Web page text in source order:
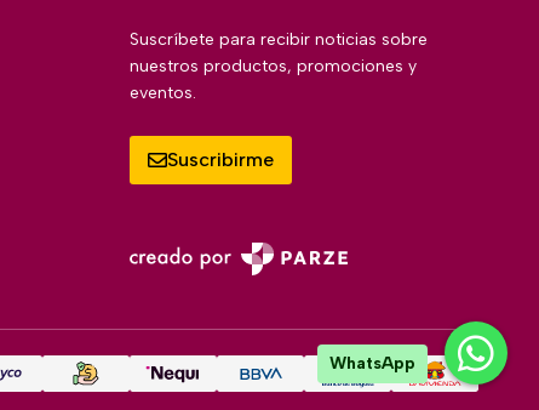
Suscríbete para recibir noticias sobre
nuestros productos, promociones y
eventos.
Suscribirme
WhatsApp